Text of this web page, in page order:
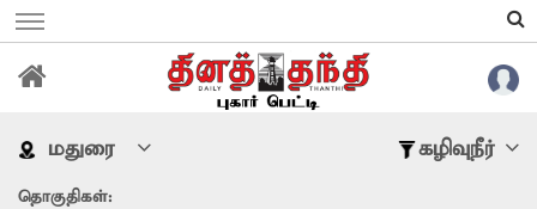
மதுரை கழிவுநீர்
தொகுதிகள்: